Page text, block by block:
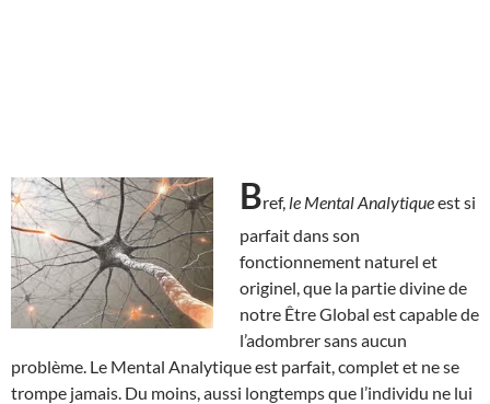
Bref, le Mental Analytiqueest si
parfait dans son
fonctionnement naturel et
originel, que la partie divine de
notre Être Global est capable de
l’adombrer sans aucun
problème. Le Mental Analytique est parfait, complet et ne se
trompe jamais. Du moins, aussi longtemps que l’individu ne lui